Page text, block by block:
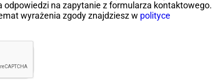
odpowiedzi na zapytanie z formularza kontaktowego.
wyrażenia zgody znajdziesz w polityce